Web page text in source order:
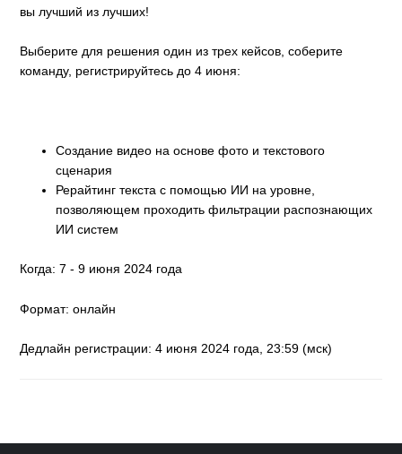
вы лучший из лучших!
Выберите для решения один из трех кейсов, соберите
команду, регистрируйтесь до 4 июня:
Создание видео на основе фото и текстового
сценария
Рерайтинг текста с помощью ИИ на уровне,
позволяющем проходить фильтрации распознающих
ИИ систем
Когда: 7 - 9 июня 2024 года
Формат: онлайн
Дедлайн регистрации: 4 июня 2024 года, 23:59 (мск)